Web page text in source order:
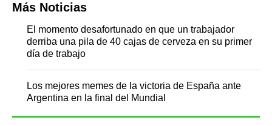
Más Noticias
El momento desafortunado en que un trabajador
derriba una pila de 40 cajas de cerveza en su primer
día de trabajo
Los mejores memes de la victoria de España ante
Argentina en la final del Mundial